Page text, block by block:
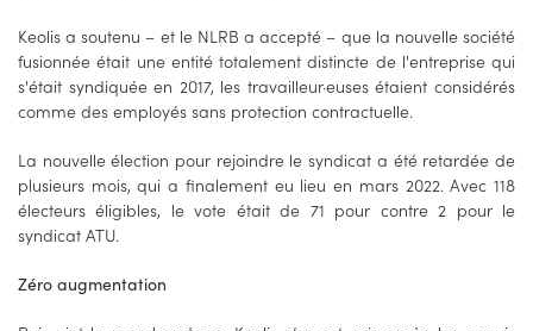
Keolis a soutenu – et le NLRB a accepté – que la nouvelle société
fusionnée était une entité totalement distincte de l'entreprise qui
s'était syndiquée en 2017, les travailleur·euses étaient considérés
comme des employés sans protection contractuelle.
La nouvelle élection pour rejoindre le syndicat a été retardée de
plusieurs mois, qui a finalement eu lieu en mars 2022. Avec 118
électeurs éligibles, le vote était de 71 pour contre 2 pour le
syndicat ATU.
Zéro augmentation